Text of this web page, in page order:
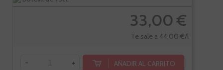
33,00 €
Te sale a 44,00 €/l
- + AÑADIR AL CARRITO